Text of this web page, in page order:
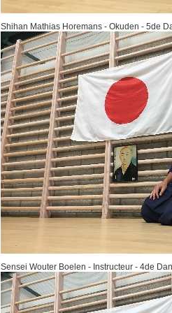
Shihan Mathias Horemans - Okuden - 5de
Sensei Wouter Boelen - Instructeur - 4de Dan